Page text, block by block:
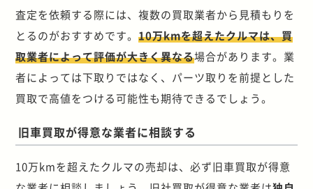
査定を依頼する際には、複数の買取業者から見積もりを
とるのがおすすめです。10万kmを超えたクルマは、買
取業者によって評価が大きく異なる場合があります。業
者によっては下取りではなく、パーツ取りを前提とした
買取で高値をつける可能性も期待できるでしょう。
旧車買取が得意な業者に相談する
10万kmを超えたクルマの売却は、必ず旧車買取が得意